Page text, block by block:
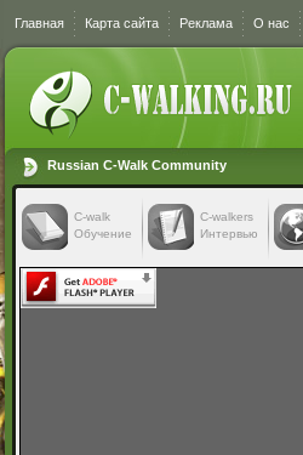
Главная Карта сайта Реклама О нас
Russian C-Walk Community
C-walk
Обучение
C-walkers
Интервью